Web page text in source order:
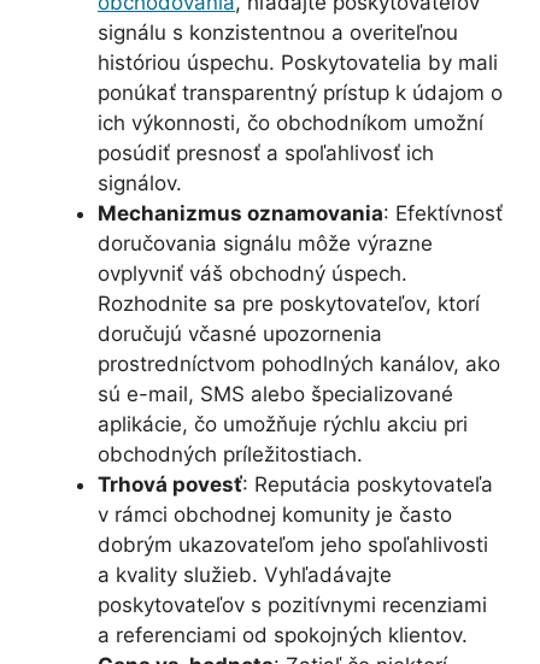
signálu s konzistentnou a overiteľnou
históriou úspechu. Poskytovatelia by mali
ponúkať transparentný prístup k údajom o
ich výkonnosti, čo obchodníkom umožní
posúdiť presnosť a spoľahlivosť ich
signálov.
Mechanizmus oznamovania: Efektívnosť
doručovania signálu môže výrazne
ovplyvniť váš obchodný úspech.
Rozhodnite sa pre poskytovateľov, ktorí
doručujú včasné upozornenia
prostredníctvom pohodlných kanálov, ako
sú e-mail, SMS alebo špecializované
aplikácie, čo umožňuje rýchlu akciu pri
obchodných príležitostiach​​.
Trhová povesť: Reputácia poskytovateľa
v rámci obchodnej komunity je často
dobrým ukazovateľom jeho spoľahlivosti
a kvality služieb. Vyhľadávajte
poskytovateľov s pozitívnymi recenziami
a referenciami od spokojných klientov​.